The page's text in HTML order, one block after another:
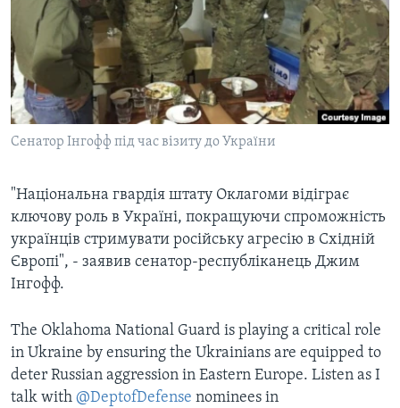
СУСПІЛЬСТВО
ЕКОНОМІКА
ІСТОРІЇ УСПІХУ УКРАЇНЦІВ
ТЕЛЕПРОГРАМИ
ЧАС-TIME
БРИФІНГ ГОЛОСУ АМЕРИКИ
СТУДІЯ ВАШИНГТОН
ПРАЙМ-ТАЙМ
ПОГЛЯД З ВАШИНГТОНА
ENGLISH
Learning English
Мови
Сенатор Інгофф під час візиту до України
"Національна гвардія штату Оклагоми відіграє
ключову роль в Україні, покращуючи спроможність
українців стримувати російську агресію в Східній
Європі", - заявив сенатор-республіканець Джим
Інгофф.
The Oklahoma National Guard is playing a critical role
in Ukraine by ensuring the Ukrainians are equipped to
deter Russian aggression in Eastern Europe. Listen as I
talk with @DeptofDefense nominees in